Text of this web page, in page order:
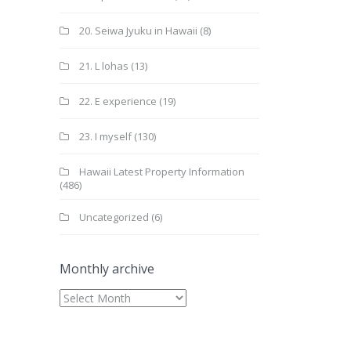
20. Seiwa Jyuku in Hawaii (8)
21. L lohas (13)
22. E experience (19)
23. I myself(130)
Hawaii Latest Property Information
(486)
Uncategorized (6)
Monthly archive
Monthly
archive